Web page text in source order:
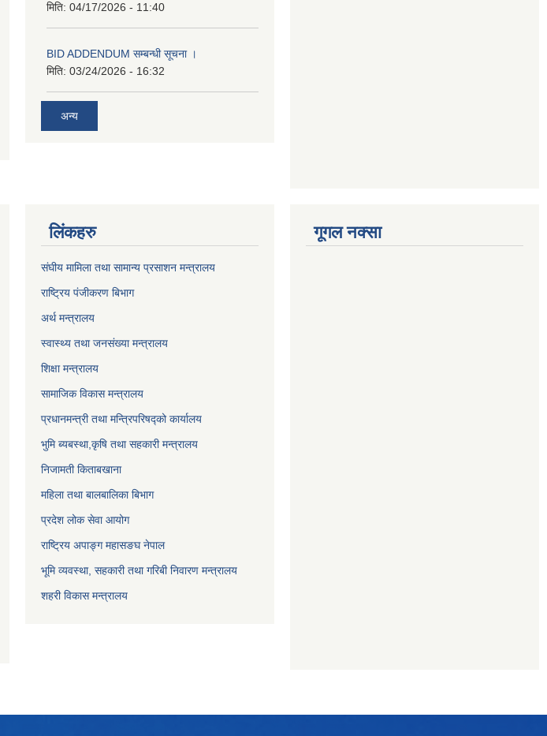
मिति: 04/17/2026 - 11:40
BID ADDENDUM सम्बन्धी सूचना ।
मिति: 03/24/2026 - 16:32
अन्य
लिंकहरु
संघीय मामिला तथा सामान्य प्रसाशन मन्त्रालय
राष्ट्रिय पंजीकरण बिभाग
अर्थ मन्त्रालय
स्वास्थ्य तथा जनसंख्या मन्त्रालय
शिक्षा मन्त्रालय
सामाजिक विकास मन्त्रालय
प्रधानमन्त्री तथा मन्त्रिपरिषद्को कार्यालय
भुमि ब्यबस्था,कृषि तथा सहकारी मन्त्रालय
निजामती किताबखाना
महिला तथा बालबालिका बिभाग
प्रदेश लोक सेवा आयोग
राष्ट्रिय अपाङ्ग महासङघ नेपाल
भूमि व्यवस्था, सहकारी तथा गरिबी निवारण मन्त्रालय
शहरी विकास मन्त्रालय
गूगल नक्सा